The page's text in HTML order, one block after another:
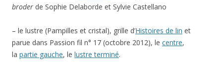
broder de Sophie Delaborde et Sylvie Castellano
– le lustre (Pampilles et cristal), grille d’Histoires de lin et
parue dans Passion fil n° 17 (octobre 2012), le centre,
la partie gauche, le lustre terminé.